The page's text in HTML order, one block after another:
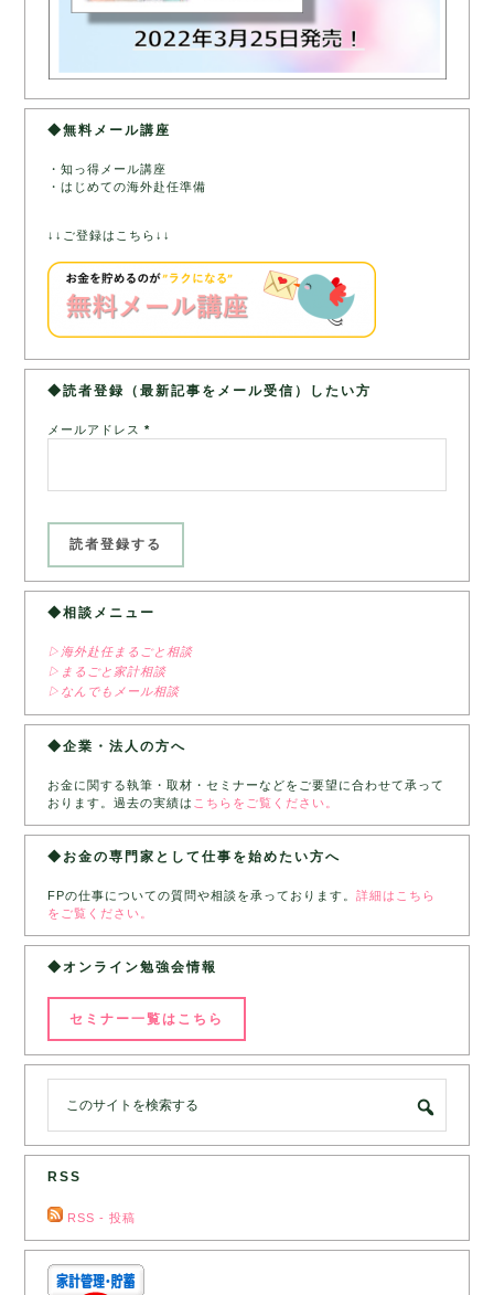
◆無料メール講座
・知っ得メール講座
・はじめての海外赴任準備
↓↓ご登録はこちら↓↓
◆読者登録（最新記事をメール受信）したい方
メールアドレス*
◆相談メニュー
▷海外赴任まるごと相談
▷まるごと家計相談
▷なんでもメール相談
◆企業・法人の方へ
お金に関する執筆・取材・セミナーなどをご要望に合わせて承って
おります。過去の実績は こちらをご覧ください。
◆お金の専門家として仕事を始めたい方へ
FPの仕事についての質問や相談を承っております。詳細はこちら
をご覧ください。
◆オンライン勉強会情報
セミナー一覧はこちら
RSS
RSS - 投稿